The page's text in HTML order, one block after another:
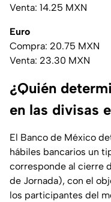
Venta: 14.25 MXN
Euro
Compra: 20.75 MXN
Venta: 23.30 MXN
¿Quién
en las divisas
El Banco de México
hábiles bancarios un
corresponde al cierre
de Jornada), con el
los participantes del